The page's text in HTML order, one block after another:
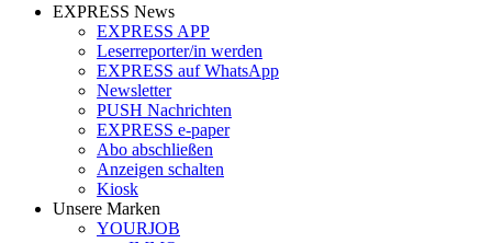
EXPRESS News
EXPRESS APP
Leserreporter/in werden
EXPRESS auf WhatsApp
Newsletter
PUSH Nachrichten
EXPRESS e-paper
Abo abschließen
Anzeigen schalten
Kiosk
Unsere Marken
YOURJOB